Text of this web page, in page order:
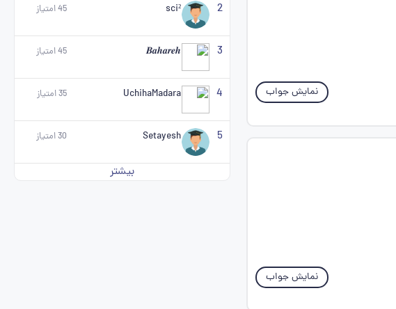
نمایش جواب
نمایش جواب
2
sci²
45امتیاز
3
𝑩𝒂𝒉𝒂𝒓𝒆𝒉
45امتیاز
4
UchihaMadara
35امتیاز
5
Setayesh
30امتیاز
بیشتر